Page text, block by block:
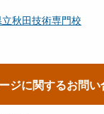
立秋田技術専門校
ジに関するお問い